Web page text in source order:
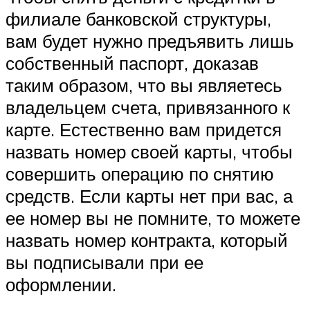
филиале банковской структуры,
вам будет нужно предъявить лишь
собственный паспорт, доказав
таким образом, что вы являетесь
владельцем счета, привязанного к
карте. Естественно вам придется
назвать номер своей карты, чтобы
совершить операцию по снятию
средств. Если карты нет при вас, а
ее номер вы не помните, то можете
назвать номер контракта, который
вы подписывали при ее
оформлении.